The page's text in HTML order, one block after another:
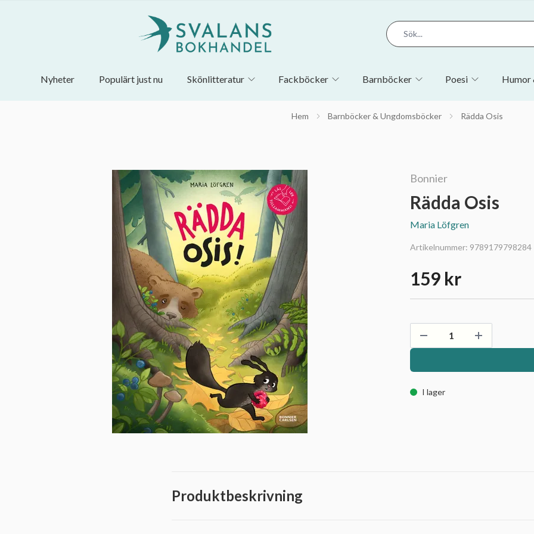
Nyheter Populärt just nu Skönlitteratur Fackböcker Barnböcker Poesi Humor
Hem Barnböcker & Ungdomsböcker Rädda Osis
Bonnier
Rädda Osis
Maria Löfgren
Artikelnummer: 9789179798284
159 kr
I lager
Produktbeskrivning